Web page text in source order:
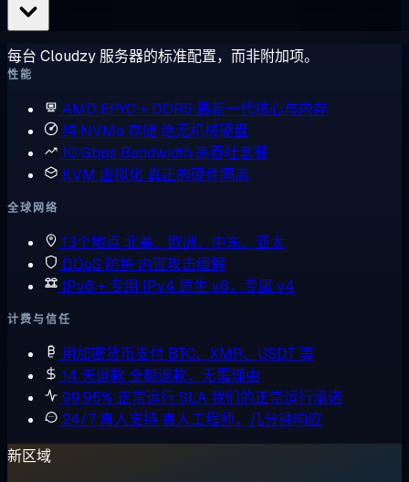
每台 Cloudzy 服务器的标准配置，而非附加项。
性能
AMD EPYC + DDR5 最新一代核心与内存
纯 NVMe 存储绝无机械硬盘
10 Gbps Bandwidth 高吞吐套餐
KVM 虚拟化 真正的硬件隔离
全球网络
13个地点 北美、欧洲、中东、亚太
DDoS 防护 内置攻击缓解
IPv6 + 专用 IPv4 原生 v6，专属 v4
计费与信任
用加密货币支付 BTC、XMR、USDT 等
14 天退款全额退款，无需理由
99.95% 正常运行 SLA我们的正常运行承诺
24/7 真人支持 真人工程师，几分钟响应
新区域